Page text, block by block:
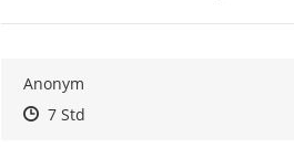
Anonym
Zeitpunkt des Erstellens
Zeitpunkt des Erstellens
7 StdZur Äußerung